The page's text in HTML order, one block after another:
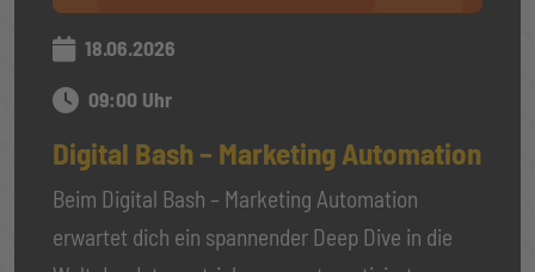
18.06.2026
09:00 Uhr
Digital Bash – Marketing Automation
Beim Digital Bash – Marketing Automation
erwartet dich ein spannender Deep Dive in die